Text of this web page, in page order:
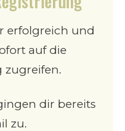
erfolgreich und
auf die
zugreifen.
dir bereits
zu.